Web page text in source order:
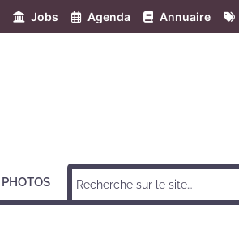
Jobs Agenda Annuaire
PHOTOS